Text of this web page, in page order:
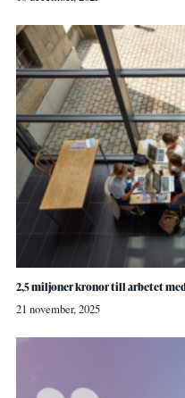
2,5 miljoner kronor till arbetet
21 november, 2025